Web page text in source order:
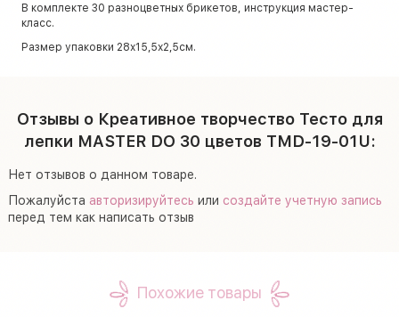
В комплекте 30 разноцветных брикетов, инструкция мастер-
класс.
Размер упаковки 28х15,5х2,5см.
Отзывы о Креативное творчество Тесто для
лепки MASTER DO 30 цветов TMD-19-01U:
Нет отзывов о данном товаре.
Пожалуйста авторизируйтесь или создайте учетную запись
перед тем как написать отзыв
Похожие товары